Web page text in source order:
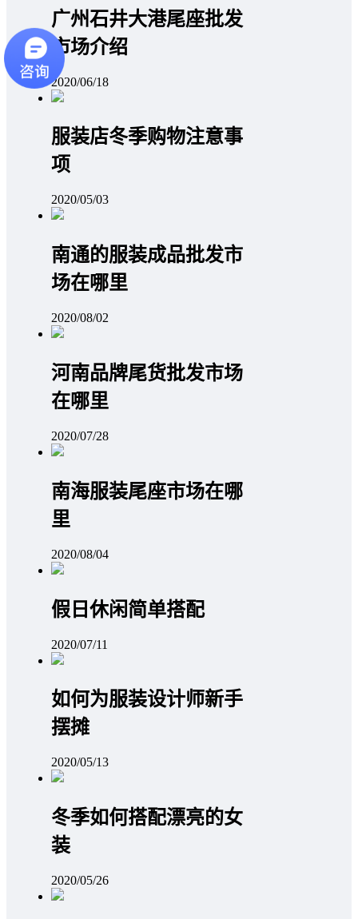
广州石井大港尾座批发
市场介绍
2020/06/18
服装店冬季购物注意事
项
2020/05/03
南通的服装成品批发市
场在哪里
2020/08/02
河南品牌尾货批发市场
在哪里
2020/07/28
南海服装尾座市场在哪
里
2020/08/04
假日休闲简单搭配
2020/07/11
如何为服装设计师新手
摆摊
2020/05/13
冬季如何搭配漂亮的女
装
2020/05/26